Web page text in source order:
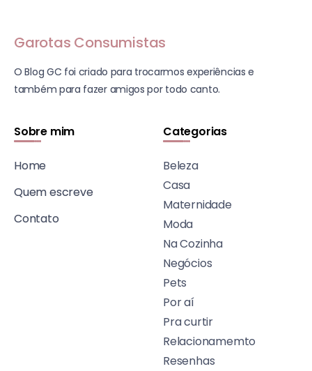
Garotas Consumistas
O Blog GC foi criado para trocarmos experiências e
também para fazer amigos por todo canto.
Sobre mim
Home
Quem escreve
Contato
Categorias
Beleza
Casa
Maternidade
Moda
Na Cozinha
Negócios
Pets
Por aí
Pra curtir
Relacionamemto
Resenhas